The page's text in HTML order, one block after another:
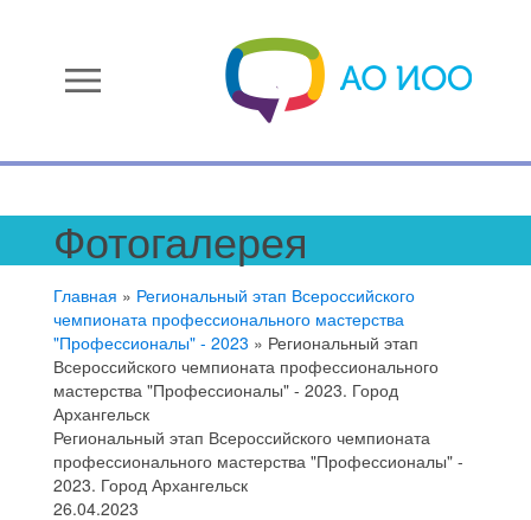
menu
Фотогалерея
Главная » Региональный этап Всероссийского
чемпионата профессионального мастерства
"Профессионалы" - 2023 » Региональный этап
Всероссийского чемпионата профессионального
мастерства "Профессионалы" - 2023. Город
Архангельск
Региональный этап Всероссийского чемпионата
профессионального мастерства "Профессионалы" -
2023. Город Архангельск
26.04.2023